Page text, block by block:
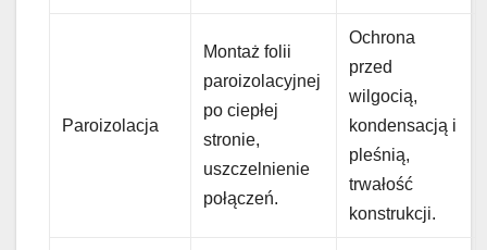
Paroizolacja
Montaż folii
paroizolacyjnej
po ciepłej
stronie,
uszczelnienie
połączeń.
Ochrona
przed
wilgocią,
kondensacją i
pleśnią,
trwałość
konstrukcji.